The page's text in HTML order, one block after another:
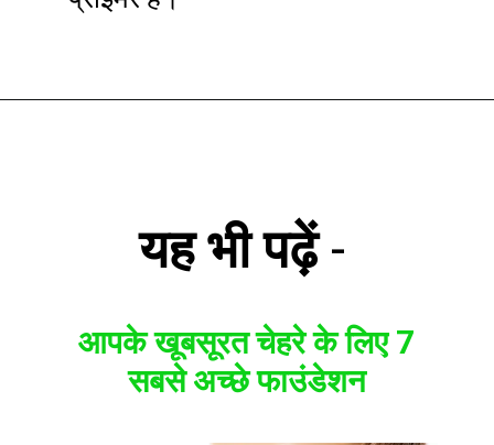
यह भी पढ़ें-
आपके खूबसूरत चेहरे के लिए 7
सबसे अच्छे फाउंडेशन